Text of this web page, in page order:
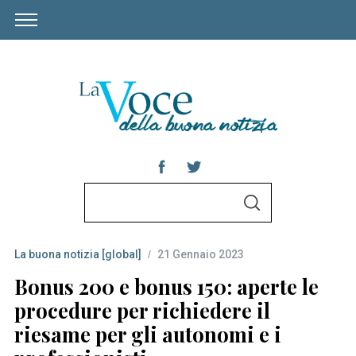
r
c
h
f
o
S
La buona notizia [global] 21 Gennaio 2023
Bonus 200 e bonus 150: aperte le
procedure per richiedere il
riesame per gli autonomi e i